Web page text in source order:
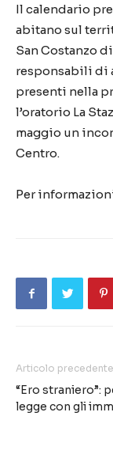
Il calendario
abitano sul
San Costanzo
responsabili di
presenti nella
l’oratorio La
maggio un
Centro.
Per
Articolo precedente
“Ero straniero”:
legge con gli